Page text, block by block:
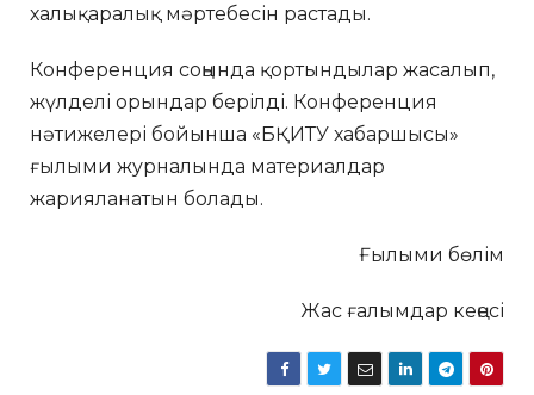
халықаралық мәртебесін растады.
Конференция соңында қортындылар жасалып,
жүлделі орындар берілді. Конференция
нәтижелері бойынша «БҚИТУ хабаршысы»
ғылыми журналында материалдар
жарияланатын болады.
Ғылыми бөлім
Жас ғалымдар кеңесі